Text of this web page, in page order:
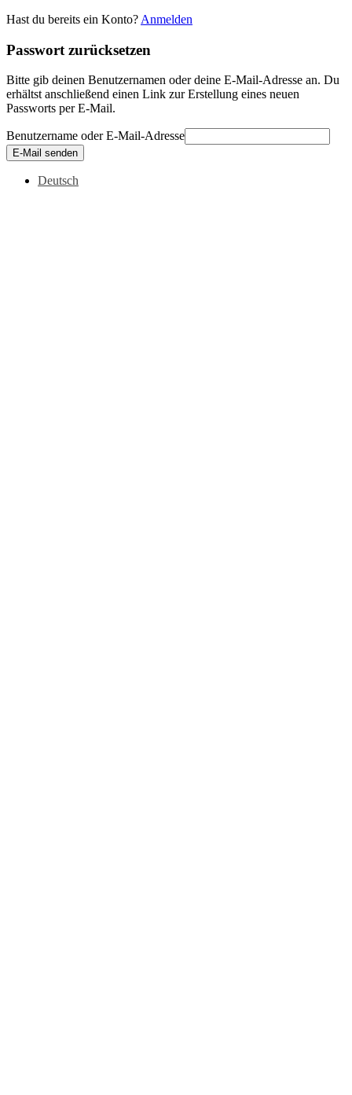
Hast du bereits ein Konto? Anmelden
Passwort zurücksetzen
Bitte gib deinen Benutzernamen oder deine E-Mail-Adresse an. Du
erhältst anschließend einen Link zur Erstellung eines neuen
Passworts per E-Mail.
Benutzername oder E-Mail-Adresse
E-Mail senden
Deutsch